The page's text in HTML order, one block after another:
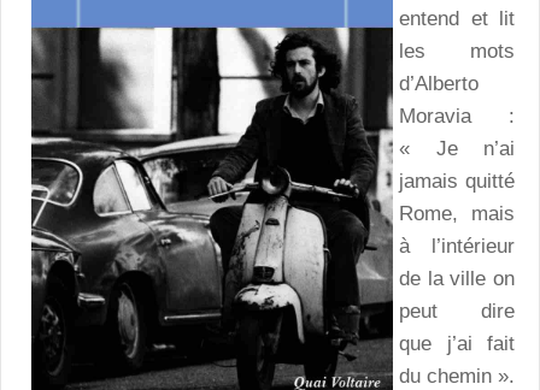
entend et lit
les mots
d’Alberto
Moravia :
« Je n’ai
jamais quitté
Rome, mais
à l’intérieur
de la ville on
peut dire
que j’ai fait
du chemin ».